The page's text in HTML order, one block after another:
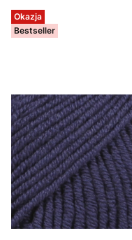
Okazja
Bestseller